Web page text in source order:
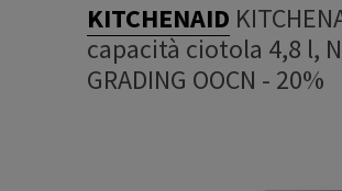
KITCHENAID
capacità ciotola 4,8 l,
GRADING OOCN - 20%